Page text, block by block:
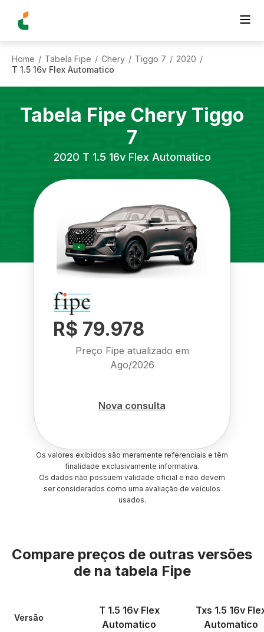
Home / Tabela Fipe / Chery / Tiggo 7 / 2020 /
T 1.5 16v Flex Automatico
Tabela Fipe Chery Tiggo
7
2020 T 1.5 16v Flex Automatico
R$ 79.978
Preço Fipe atualizado em
Ago/2026
Nova consulta
Os valores exibidos são meramente referenciais e têm
finalidade exclusivamente informativa.
Os dados não possuem validade oficial e não devem
ser considerados como uma avaliação de veículos
usados.
Compare preços de outras versões
de na tabela Fipe
Versão
T 1.5 16v Flex
Automatico
Txs 1.5 16v
Automatico